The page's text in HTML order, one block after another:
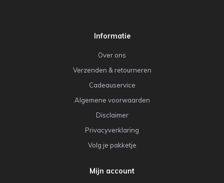
Informatie
Over ons
Verzenden & retourneren
Cadeauservice
Algemene voorwaarden
Disclaimer
Privacyverklaring
Volg je pakketje
Mijn account